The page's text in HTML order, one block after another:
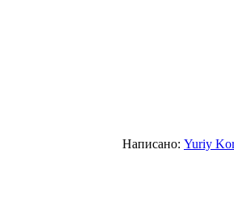
Написано: Yuriy